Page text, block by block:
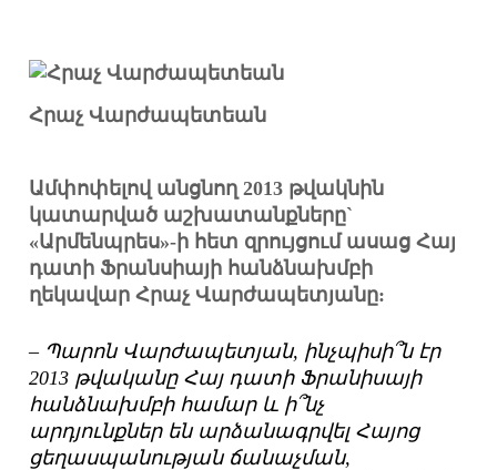
Հրաչ Վարժապետեան
Ամփոփելով անցնող 2013 թվակնին
կատարված աշխատանքները`
«Արմենպրես»-ի հետ զրույցում ասաց Հայ
դատի Ֆրանսիայի հանձնախմբի
ղեկավար Հրաչ Վարժապետյանը:
– Պարոն Վարժապետյան, ինչպիսի՞ն էր
2013 թվականը Հայ դատի Ֆրանիսայի
հանձնախմբի համար և ի՞նչ
արդյունքներ են արձանագրվել Հայոց
ցեղասպանության ճանաչման,